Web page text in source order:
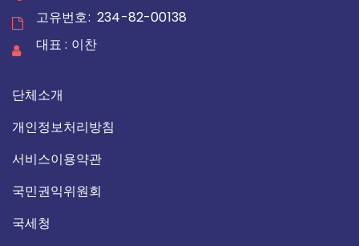
고유번호: 234-82-00138
대표 : 이찬
단체소개
개인정보처리방침
서비스이용약관
국민권익위원회
국세청